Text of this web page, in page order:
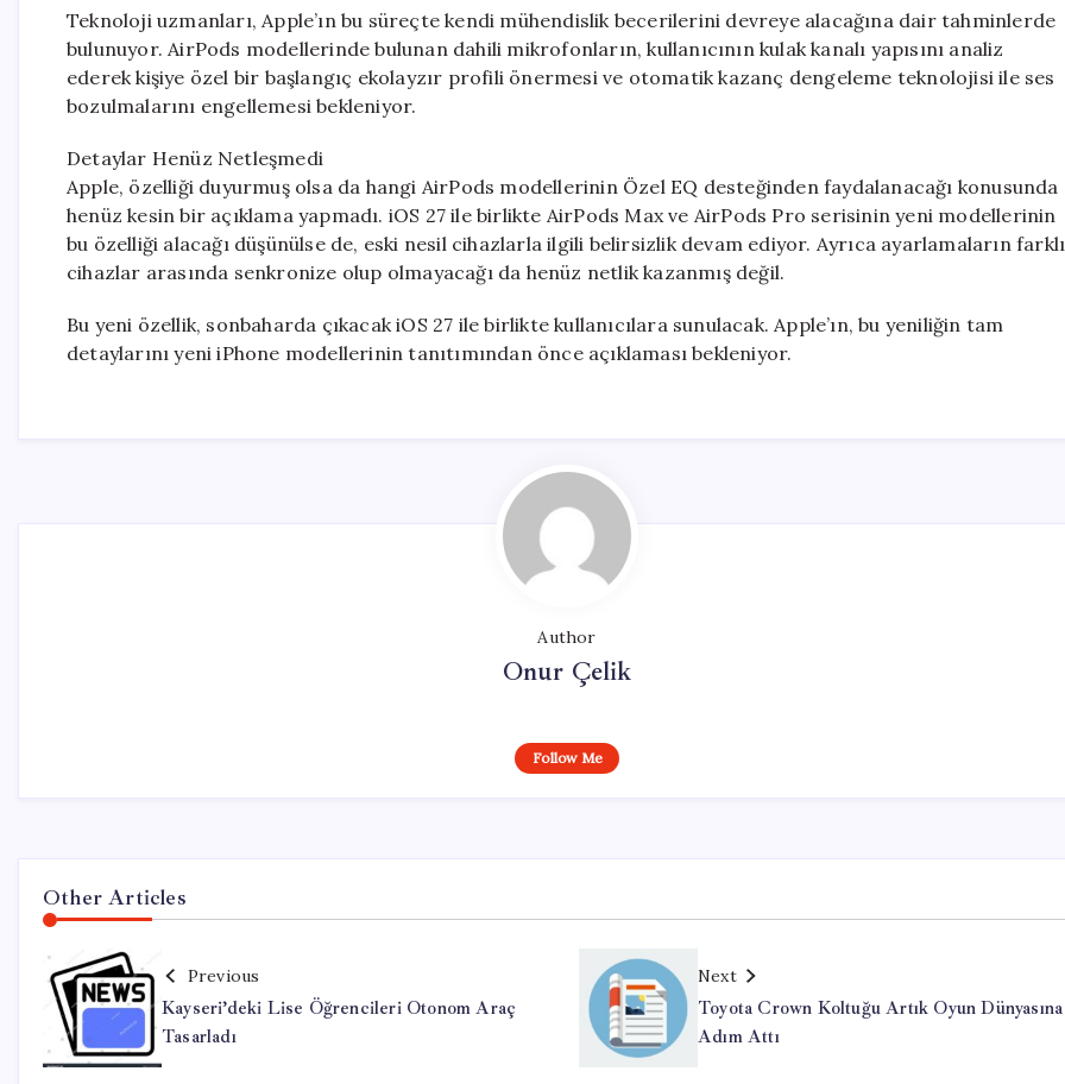
Teknoloji uzmanları, Apple’ın bu süreçte kendi mühendislik becerilerini devreye alacağına dair tahminlerde
bulunuyor. AirPods modellerinde bulunan dahili mikrofonların, kullanıcının kulak kanalı yapısını analiz
ederek kişiye özel bir başlangıç ekolayzır profili önermesi ve otomatik kazanç dengeleme teknolojisi ile ses
bozulmalarını engellemesi bekleniyor.
Detaylar Henüz Netleşmedi
Apple, özelliği duyurmuş olsa da hangi AirPods modellerinin Özel EQ desteğinden faydalanacağı konusunda
henüz kesin bir açıklama yapmadı. iOS 27 ile birlikte AirPods Max ve AirPods Pro serisinin yeni modellerinin
bu özelliği alacağı düşünülse de, eski nesil cihazlarla ilgili belirsizlik devam ediyor. Ayrıca ayarlamaların farklı
cihazlar arasında senkronize olup olmayacağı da henüz netlik kazanmış değil.
Bu yeni özellik, sonbaharda çıkacak iOS 27 ile birlikte kullanıcılara sunulacak. Apple’ın, bu yeniliğin tam
detaylarını yeni iPhone modellerinin tanıtımından önce açıklaması bekleniyor.
Author
Onur Çelik
Follow Me
Other Articles
Previous
Kayseri’deki Lise Öğrencileri Otonom Araç
Tasarladı
Next
Toyota Crown Koltuğu Artık Oyun Dünyasına
Adım Attı